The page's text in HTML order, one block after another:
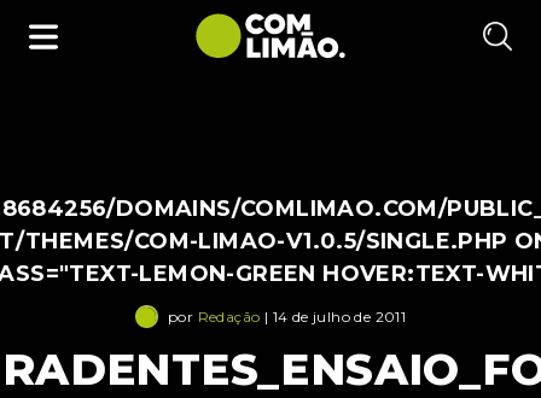
DOMAINS/COMLIMAO.COM/
THEMES/COM-LIMAO-V1.0.5/SINGLE.PHP
LEMON-GREEN HOVER:TEXT-
por Redação | 14 de julho de 2011